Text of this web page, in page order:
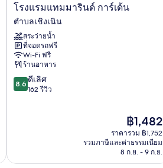
โรง
แรม
แทม
มา
ริน
ด์
การ์
เด้น
ตำบล
โรงแรมแทมมารินด์ การ์เด้น
ตำบลเชิงเนิน
สระว่ายน้ำ
ที่จอดรถฟรี
Wi-Fi ฟรี
ร้านอาหาร
8.6
จาก
8.6 ดีเลิศ
162 รีวิว
ราคา
ปัจจุบัน
คือ
฿1,482
฿1,482
ราคารวม ฿1,752
รวมภาษีและค่าธรรมเนียม
8 ก.ย. - 9 ก.ย.